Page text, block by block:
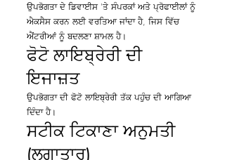
ਉਪਭੋਗਤਾ ਦੇ ਡਿਵਾਈਸ 'ਤੇ ਸੰਪਰਕਾਂ ਅਤੇ ਪ੍ਰੋਫਾਈਲਾਂ ਨੂੰ
ਐਕਸੈਸ ਕਰਨ ਲਈ ਵਰਤਿਆ ਜਾਂਦਾ ਹੈ, ਜਿਸ ਵਿੱਚ
ਐਂਟਰੀਆਂ ਨੂੰ ਬਦਲਣਾ ਸ਼ਾਮਲ ਹੈ।
ਫੋਟੋ ਲਾਇਬ੍ਰੇਰੀ ਦੀ
ਇਜਾਜ਼ਤ
ਉਪਭੋਗਤਾ ਦੀ ਫੋਟੋ ਲਾਇਬ੍ਰੇਰੀ ਤੱਕ ਪਹੁੰਚ ਦੀ ਆਗਿਆ
ਦਿੰਦਾ ਹੈ।
ਸਟੀਕ ਟਿਕਾਣਾ ਅਨੁਮਤੀ
(ਲਗਾਤਾਰ)